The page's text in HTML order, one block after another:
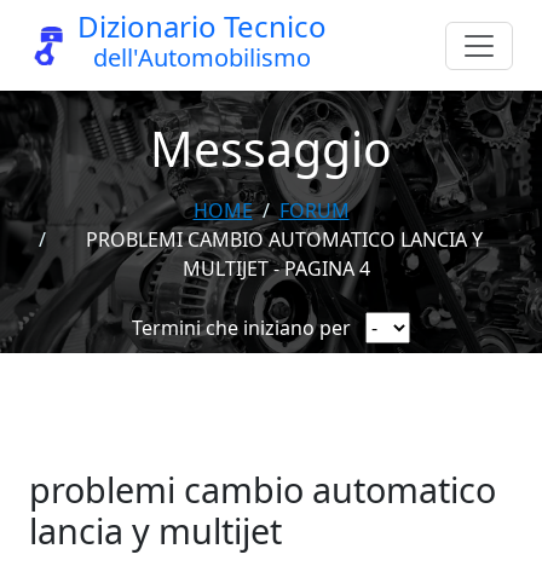
Dizionario Tecnico
dell'Automobilismo
Messaggio
HOME
FORUM
PROBLEMI CAMBIO AUTOMATICO LANCIA Y
MULTIJET - PAGINA 4
Termini che iniziano per
problemi cambio automatico
lancia y multijet